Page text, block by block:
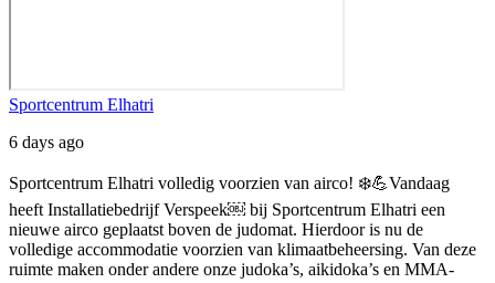
Sportcentrum Elhatri
6 days ago
Sportcentrum Elhatri volledig voorzien van airco! ❄️💪Vandaag
heeft Installatiebedrijf Verspeek⁠￼ bij Sportcentrum Elhatri een
nieuwe airco geplaatst boven de judomat. Hierdoor is nu de
volledige accommodatie voorzien van klimaatbeheersing. Van deze
ruimte maken onder andere onze judoka’s, aikidoka’s en MMA-